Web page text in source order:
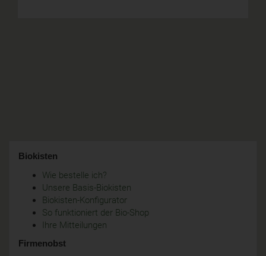
Biokisten
Wie bestelle ich?
Unsere Basis-Biokisten
Biokisten-Konfigurator
So funktioniert der Bio-Shop
Ihre Mitteilungen
Firmenobst